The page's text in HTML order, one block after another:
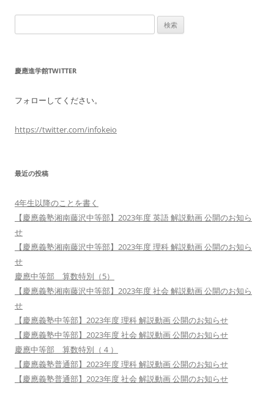
索:
慶應進学館TWITTER
フォローしてください。
https://twitter.com/infokeio
最近の投稿
4年生以降のことを書く
【慶應義塾湘南藤沢中等部】2023年度 英語 解説動画 公開のお知ら
せ
【慶應義塾湘南藤沢中等部】2023年度 理科 解説動画 公開のお知ら
せ
慶應中等部 算数特別（5）
【慶應義塾湘南藤沢中等部】2023年度 社会 解説動画 公開のお知ら
せ
【慶應義塾中等部】2023年度 理科 解説動画 公開のお知らせ
【慶應義塾中等部】2023年度 社会 解説動画 公開のお知らせ
慶應中等部 算数特別（４）
【慶應義塾普通部】2023年度 理科 解説動画 公開のお知らせ
【慶應義塾普通部】2023年度 社会 解説動画 公開のお知らせ